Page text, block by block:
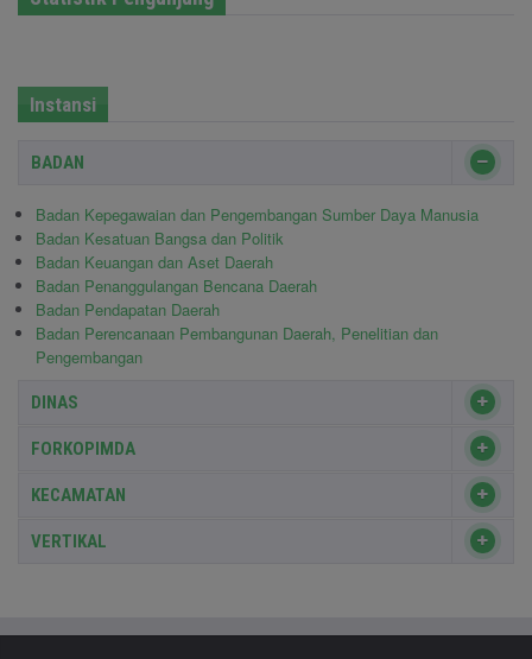
Instansi
BADAN
Badan Kepegawaian dan Pengembangan Sumber Daya Manusia
Badan Kesatuan Bangsa dan Politik
Badan Keuangan dan Aset Daerah
Badan Penanggulangan Bencana Daerah
Badan Pendapatan Daerah
Badan Perencanaan Pembangunan Daerah, Penelitian dan
Pengembangan
DINAS
FORKOPIMDA
KECAMATAN
VERTIKAL